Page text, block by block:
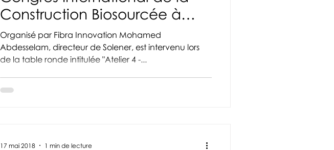
Construction Biosourcée à
Paris
Organisé par Fibra Innovation Mohamed
Abdesselam, directeur de Solener, est intervenu lors
de la table ronde intitulée "Atelier 4 -...
17 mai 2018 1 min de lecture